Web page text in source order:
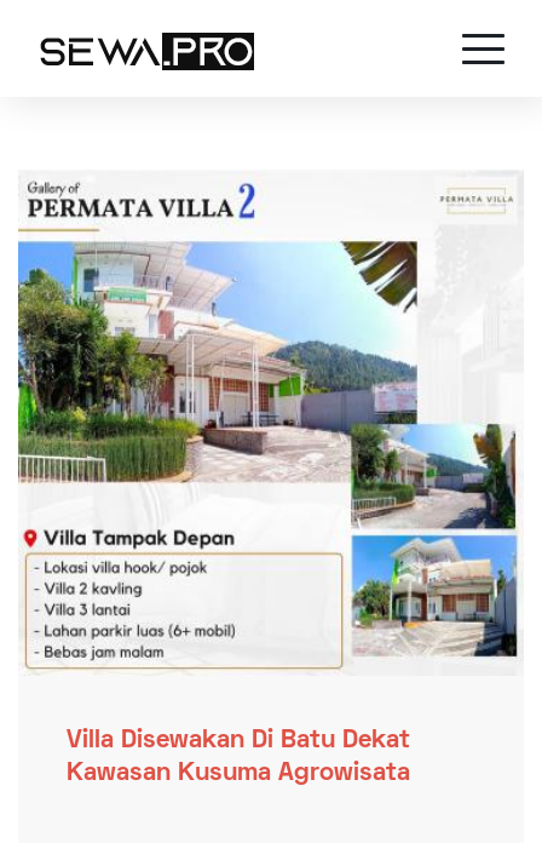
Villa Disewakan Di Batu Dekat
Kawasan Kusuma Agrowisata